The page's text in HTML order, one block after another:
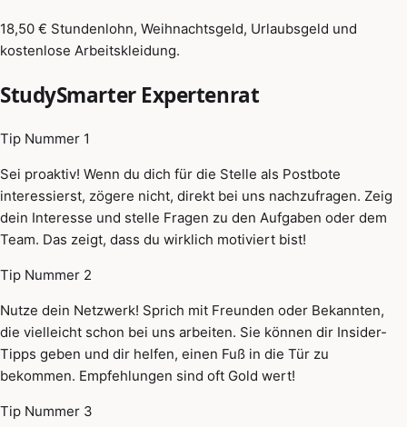
18,50 € Stundenlohn, Weihnachtsgeld, Urlaubsgeld und
kostenlose Arbeitskleidung.
StudySmarter Expertenrat
Tip Nummer 1
Sei proaktiv! Wenn du dich für die Stelle als Postbote
interessierst, zögere nicht, direkt bei uns nachzufragen. Zeig
dein Interesse und stelle Fragen zu den Aufgaben oder dem
Team. Das zeigt, dass du wirklich motiviert bist!
Tip Nummer 2
Nutze dein Netzwerk! Sprich mit Freunden oder Bekannten,
die vielleicht schon bei uns arbeiten. Sie können dir Insider-
Tipps geben und dir helfen, einen Fuß in die Tür zu
bekommen. Empfehlungen sind oft Gold wert!
Tip Nummer 3